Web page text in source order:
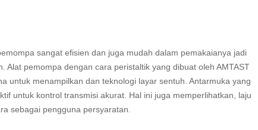
sangat efisien dan juga mudah dalam pemakaianya jadi
pemompa dengan cara peristaltik yang dibuat oleh AMTAST
untuk menampilkan dan teknologi layar sentuh. Antarmuka yang
untuk kontrol transmisi akurat. Hal ini juga memperlihatkan, laju
sebagai pengguna persyaratan.